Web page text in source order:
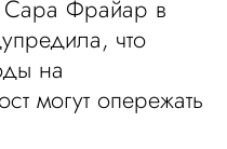
Сара Фрайар в
что
на
могут опережать